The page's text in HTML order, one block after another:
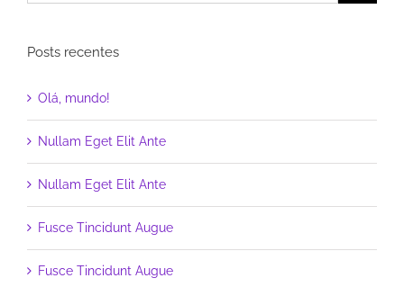
Posts recentes
Olá, mundo!
Nullam Eget Elit Ante
Nullam Eget Elit Ante
Fusce Tincidunt Augue
Fusce Tincidunt Augue